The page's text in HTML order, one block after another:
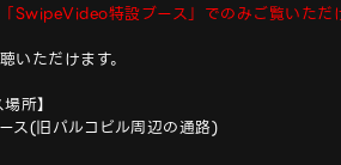
特設ブース」でのみご覧いただ
ただけます。
所】